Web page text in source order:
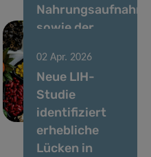
sowie der
und
Risikobewertung
in Luxemburg
02 Apr. 2026
Neue LIH-
Studie
identifiziert
erhebliche
Lücken in